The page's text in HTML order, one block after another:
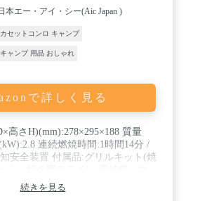
本エー・アイ・シー(Aic Japan )
カセットコンロ キャンプ
キャンプ 用品 おしゃれ
で詳しく見る
高さH)(mm):278×295×188 質量
連続燃焼時間:1時間14分 /
安全装置 付属品:グリルキット(焼
色:レッド 用途:室内だけでなくベ
、BBQへの持ち運びにも。ポータ
続きを見る